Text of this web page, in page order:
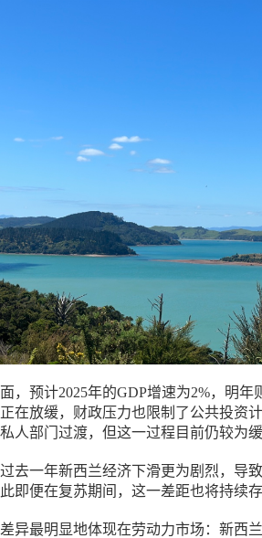
，预计2025年的GDP增速为2%，明
在放缓，财政压力也限制了公共投资
人部门过渡，但这一过程目前仍较为缓
去一年新西兰经济下滑更为剧烈，导
即便在复苏期间，这一差距也将持续存
异最明显地体现在劳动力市场：新西